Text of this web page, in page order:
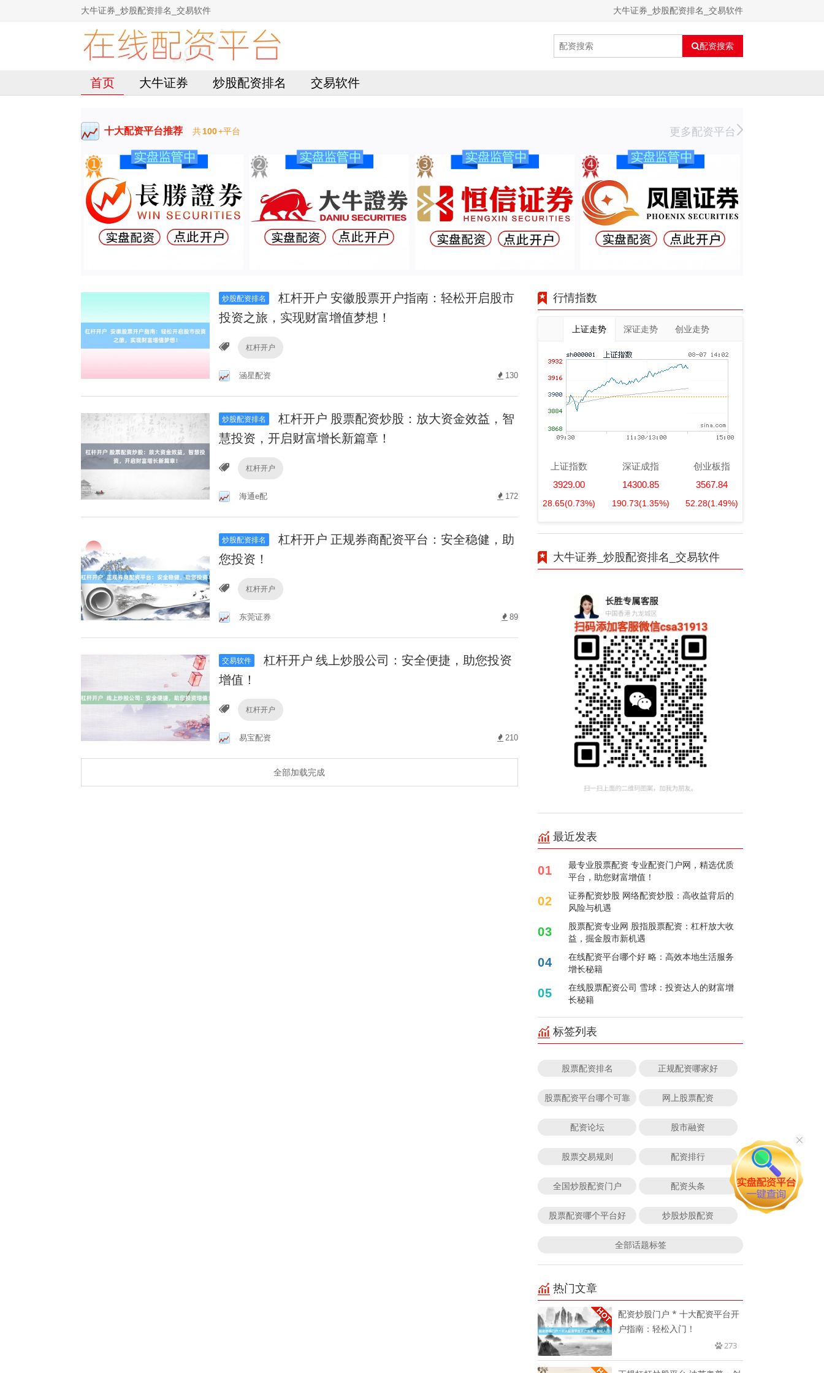
大牛证券_炒股配资排名_交易软件 大牛证券_炒股配资排名_交易软件
配资搜索
首页 大牛证券 炒股配资排名 交易软件
十大配资平台推荐 共100+平台 更多配资平台
炒股配资排名
杠杆开户 安徽股票开户指南：轻松开启股市
投资之旅，实现财富增值梦想！
杠杆开户
涵星配资 130
炒股配资排名
杠杆开户 股票配资炒股：放大资金效益，智
慧投资，开启财富增长新篇章！
杠杆开户
海通e配 172
炒股配资排名
杠杆开户 正规券商配资平台：安全稳健，助
您投资！
杠杆开户
东莞证券 89
交易软件
杠杆开户 线上炒股公司：安全便捷，助您投资
增值！
杠杆开户
易宝配资 210
全部加载完成
行情指数
上证走势 深证走势 创业走势
上证指数
3929.00
28.65(0.73%)
深证成指
14300.85
190.73(1.35%)
创业板指
3567.84
52.28(1.49%)
大牛证券_炒股配资排名_交易软件
最近发表
01
最专业股票配资 专业配资门户网，精选优质
平台，助您财富增值！
02
证券配资炒股 网络配资炒股：高收益背后的
风险与机遇
03
股票配资专业网 股指股票配资：杠杆放大收
益，掘金股市新机遇
04
在线配资平台哪个好 略：高效本地生活服务
增长秘籍
05
在线股票配资公司 雪球：投资达人的财富增
长秘籍
标签列表
股票配资排名 正规配资哪家好
股票配资平台哪个可靠 网上股票配资
配资论坛 股市融资
股票交易规则 配资排行
全国炒股配资门户 配资头条
股票配资哪个平台好 炒股炒股配资
全部话题标签
热门文章
配资炒股门户 * 十大配资平台开
户指南：轻松入门！
273